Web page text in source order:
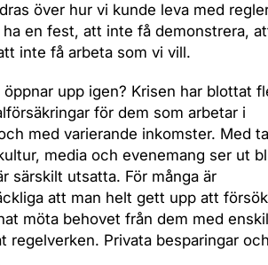
över hur vi kunde leva med
en fest, att inte få demonstrera,
inte få arbeta som vi vill.
upp igen? Krisen har blottat
för dem som arbetar i
med varierande inkomster. Med
media och evenemang ser ut
särskilt utsatta. För många är
att man helt gett upp att
möta behovet från dem med
regelverken. Privata besparingar